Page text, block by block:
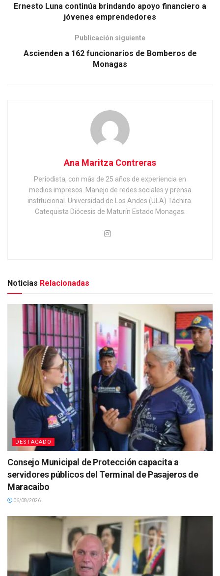
Ernesto Luna continúa brindando apoyo financiero a
jóvenes emprendedores
Publicación siguiente
Ascienden a 162 funcionarios de Bomberos de
Monagas
Ana Maritza Contreras
Periodista, con más de 25 años de experiencia en
medios impresos. Manejo de redes sociales y prensa
institucional. Universidad de Los Andes (ULA) Táchira.
Catequista Diócesis de Maturín Estado Monagas.
Noticias Relacionadas
DESTACADO
Consejo Municipal de Protección capacita a
servidores públicos del Terminal de Pasajeros de
Maracaibo
06/08/2026